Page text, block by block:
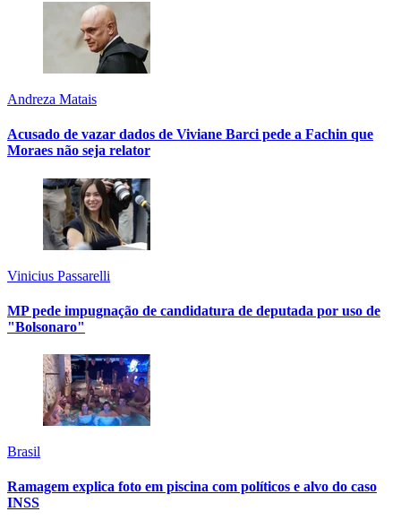
Andreza Matais
Acusado de vazar dados de Viviane Barci pede a Fachin que
Moraes não seja relator
Vinicius Passarelli
MP pede impugnação de candidatura de deputada por uso de
"Bolsonaro"
Brasil
Ramagem explica foto em piscina com políticos e alvo do caso
INSS